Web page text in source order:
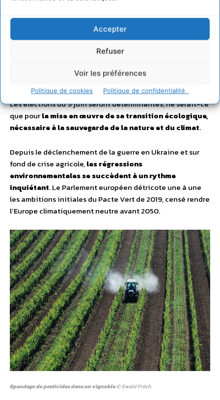
Accepter
Refuser
Voir les préférences
Politique de cookies Politique de confidentialité
contre la pollution plastique
Proposer un Pacte européen ambitieux
pour la sauvegarde de l’Océan
L’Union Européenne connait un tournant historique
Les élections du 9 juin seront déterminantes, ne serait-ce
que pourla mise en œuvre de satransition écologique,
nécessaire à la sauvegarde de la nature et du climat.
Depuis le déclenchement de la guerre en Ukraine et sur
fond de crise agricole,les régressions
environnementales se succèdent à un rythme
inquiétant. Le Parlement européen détricote une à une
les ambitions initiales du Pacte Vert de 2019, censé rendre
l’Europe climatiquement neutre avant 2050.
Epandage de pesticides dans un vignoble© Ewald Fröch